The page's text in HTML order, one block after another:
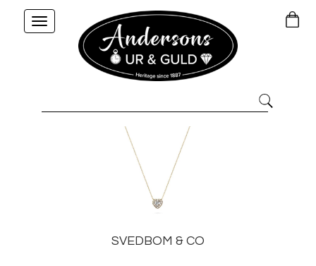
Toggle
navigation
SVEDBOM & CO